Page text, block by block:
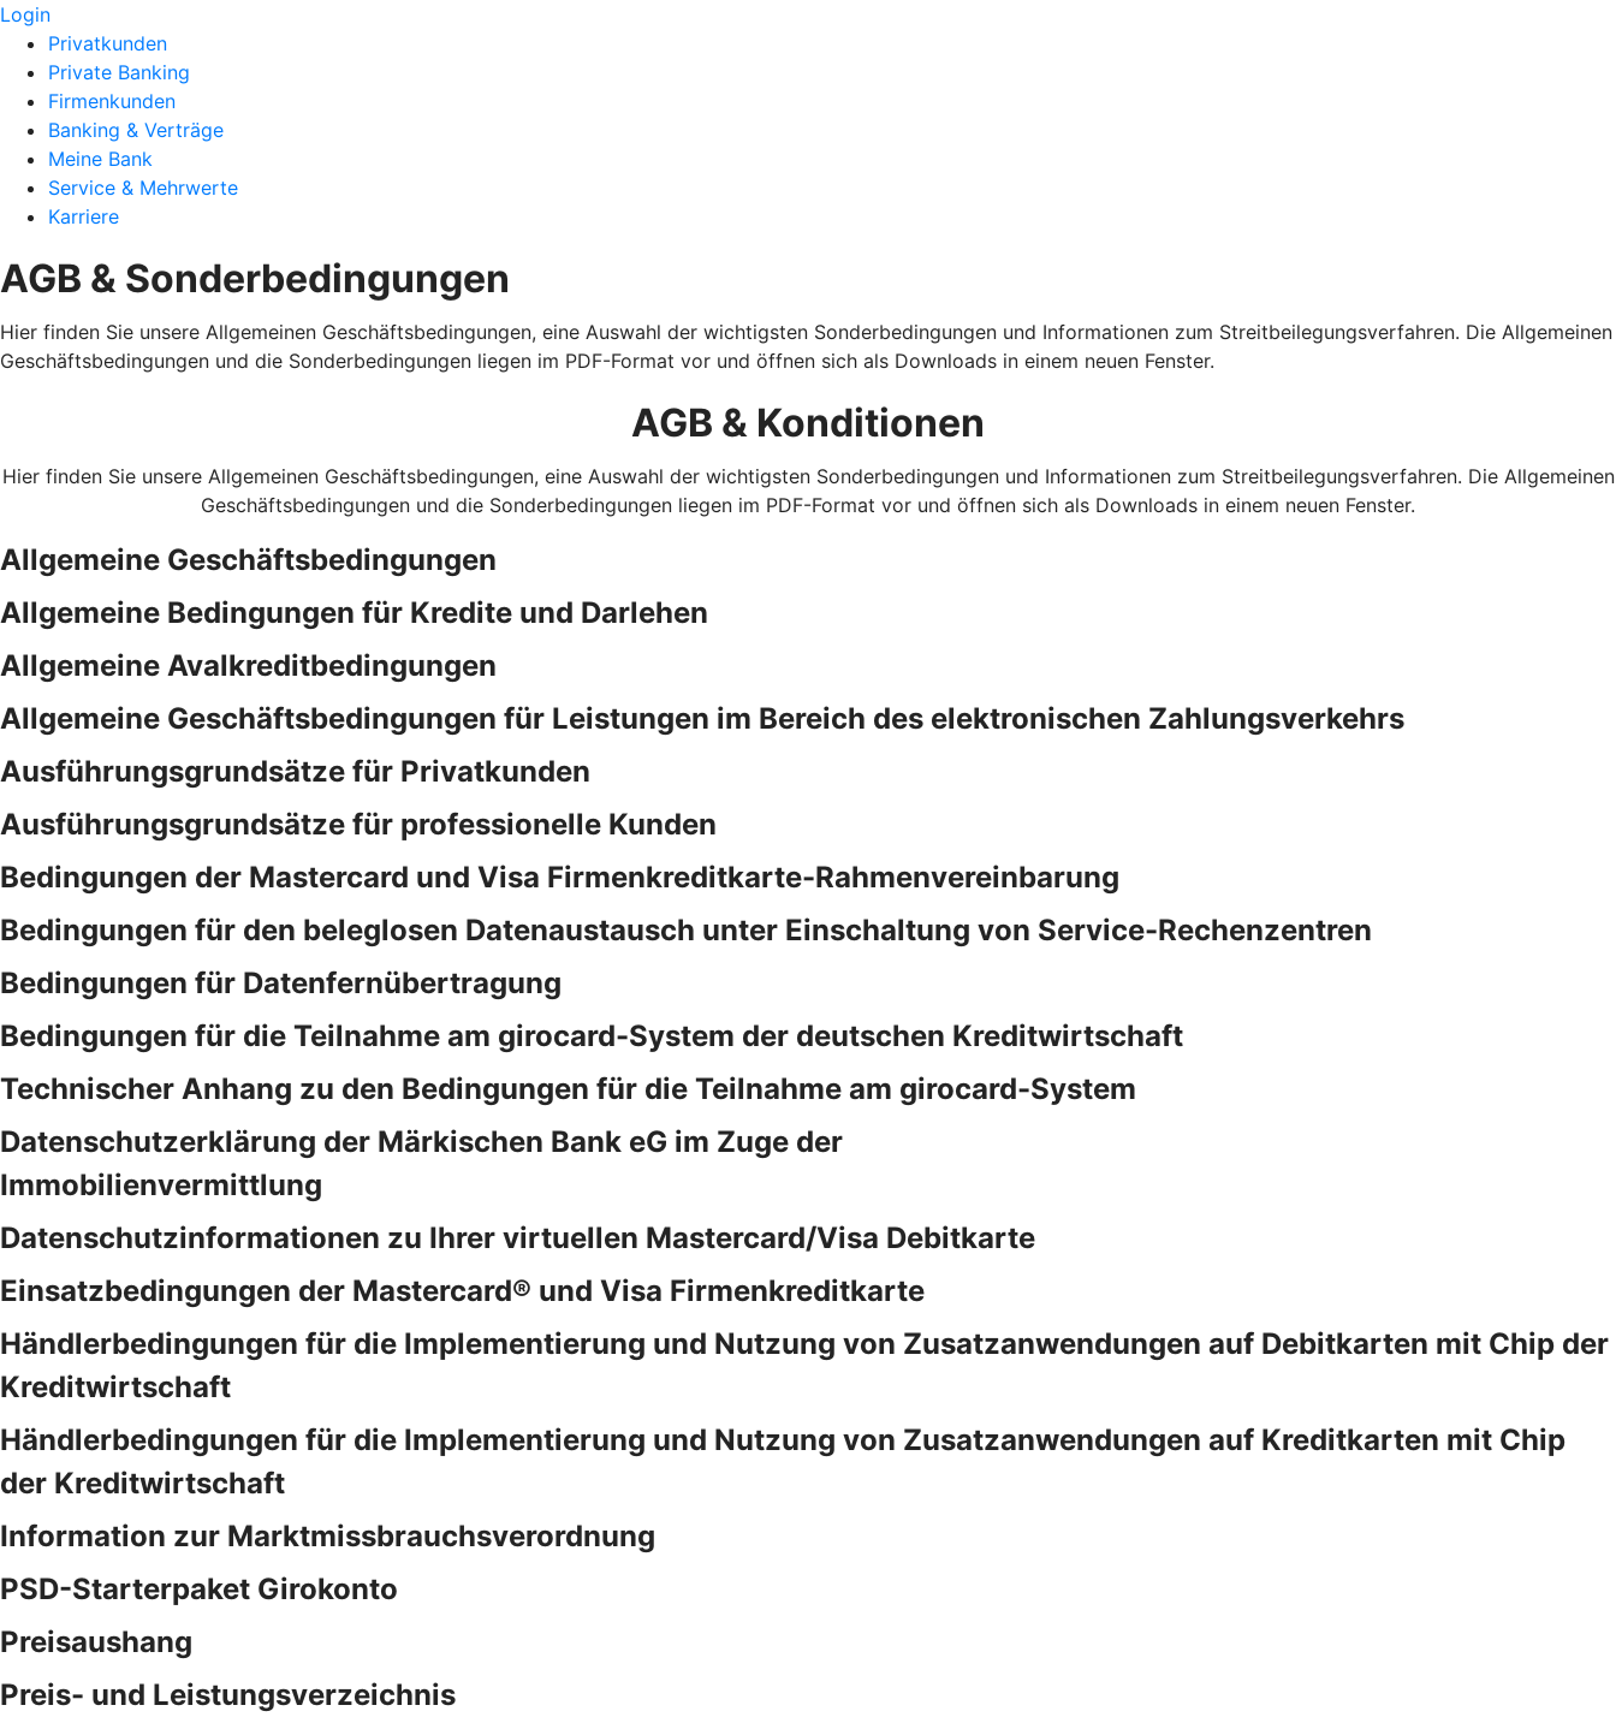
Login
Privatkunden
Private Banking
Firmenkunden
Banking & Verträge
Meine Bank
Service & Mehrwerte
Karriere
AGB & Sonderbedingungen
Hier finden Sie unsere Allgemeinen Geschäftsbedingungen, eine Auswahl der wichtigsten Sonderbedingungen und Informationen zum Streitbeilegungsverfahren. Die Allgemeinen
Geschäftsbedingungen und die Sonderbedingungen liegen im PDF-Format vor und öffnen sich als Downloads in einem neuen Fenster.
AGB & Konditionen
Hier finden Sie unsere Allgemeinen Geschäftsbedingungen, eine Auswahl der wichtigsten Sonderbedingungen und Informationen zum Streitbeilegungsverfahren. Die Allgemeinen
Geschäftsbedingungen und die Sonderbedingungen liegen im PDF-Format vor und öffnen sich als Downloads in einem neuen Fenster.
Allgemeine Geschäftsbedingungen
Allgemeine Bedingungen für Kredite und Darlehen
Allgemeine Avalkreditbedingungen
Allgemeine Geschäftsbedingungen für Leistungen im Bereich des elektronischen Zahlungsverkehrs
Ausführungsgrundsätze für Privatkunden
Ausführungsgrundsätze für professionelle Kunden
Bedingungen der Mastercard und Visa Firmenkreditkarte-Rahmenvereinbarung
Bedingungen für den beleglosen Datenaustausch unter Einschaltung von Service-Rechenzentren
Bedingungen für Datenfernübertragung
Bedingungen für die Teilnahme am girocard-System der deutschen Kreditwirtschaft
Technischer Anhang zu den Bedingungen für die Teilnahme am girocard-System
Datenschutzerklärung der Märkischen Bank eG im Zuge der
Immobilienvermittlung
Datenschutzinformationen zu Ihrer virtuellen Mastercard/Visa Debitkarte
Einsatzbedingungen der Mastercard® und Visa Firmenkreditkarte
Händlerbedingungen für die Implementierung und Nutzung von Zusatzanwendungen auf Debitkarten mit Chip der
Kreditwirtschaft
Händlerbedingungen für die Implementierung und Nutzung von Zusatzanwendungen auf Kreditkarten mit Chip
der Kreditwirtschaft
Information zur Marktmissbrauchsverordnung
PSD-Starterpaket Girokonto
Preisaushang
Preis- und Leistungsverzeichnis